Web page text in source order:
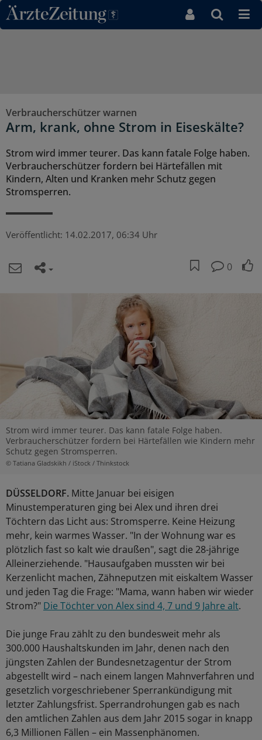
Direkt zum Inhaltsbereich
Verbraucherschützer warnen
Arm, krank, ohne Strom in Eiseskälte?
Strom wird immer teurer. Das kann fatale Folge haben.
Verbraucherschützer fordern bei Härtefällen mit
Kindern, Alten und Kranken mehr Schutz gegen
Stromsperren.
Veröffentlicht: 14.02.2017, 06:34 Uhr
0
Strom wird immer teurer. Das kann fatale Folge haben.
Verbraucherschützer fordern bei Härtefällen wie Kindern mehr
Schutz gegen Stromsperren.
© Tatiana Gladskikh / iStock / Thinkstock
DÜSSELDORF. Mitte Januar bei eisigen
Minustemperaturen ging bei Alex und ihren drei
Töchtern das Licht aus: Stromsperre. Keine Heizung
mehr, kein warmes Wasser. "In der Wohnung war es
plötzlich fast so kalt wie draußen", sagt die 28-jährige
Alleinerziehende. "Hausaufgaben mussten wir bei
Kerzenlicht machen, Zähneputzen mit eiskaltem Wasser
und jeden Tag die Frage: "Mama, wann haben wir wieder
Strom?" Die Töchter von Alex sind 4, 7 und 9 Jahre alt.
Die junge Frau zählt zu den bundesweit mehr als
300.000 Haushaltskunden im Jahr, denen nach den
jüngsten Zahlen der Bundesnetzagentur der Strom
abgestellt wird – nach einem langen Mahnverfahren und
gesetzlich vorgeschriebener Sperrankündigung mit
letzter Zahlungsfrist. Sperrandrohungen gab es nach
den amtlichen Zahlen aus dem Jahr 2015 sogar in knapp
6,3 Millionen Fällen – ein Massenphänomen.